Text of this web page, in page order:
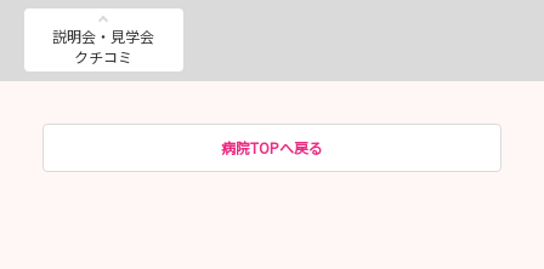
説明会・見学会
クチコミ
病院TOPへ戻る